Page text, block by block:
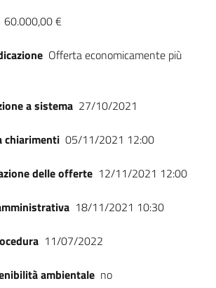
60.000,00 €
Offerta economicamente più
a sistema 27/10/2021
chiarimenti 05/11/2021 12:00
delle offerte 12/11/2021 12:00
18/11/2021 10:30
11/07/2022
ambientale no